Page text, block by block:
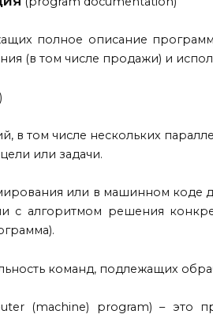
полное описание
(в том числе продажи) и
в том числе нескольких
или задачи.
или в машинном коде
с алгоритмом решения
команд, подлежащих
(machine) program) – это